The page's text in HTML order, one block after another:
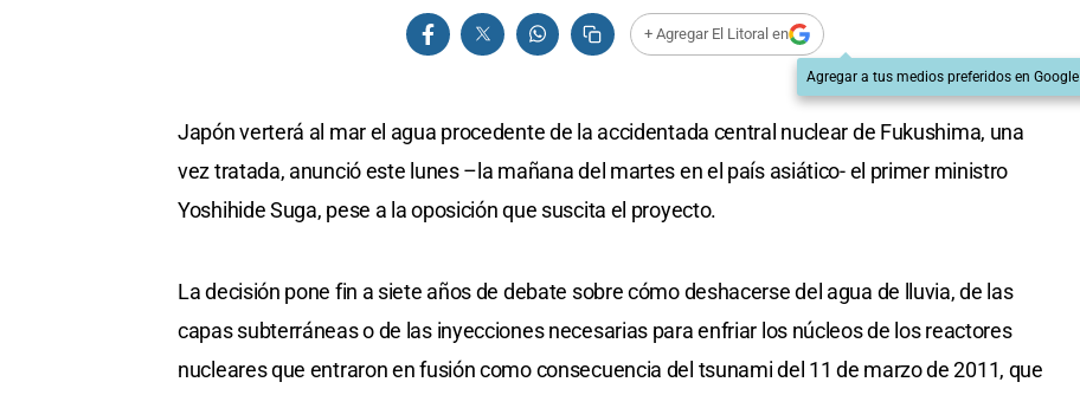
+ Agregar El Litoral en
Agregar a tus medios preferidos en Google
Japón verterá al mar el agua procedente de la accidentada central nuclear de Fukushima, una
vez tratada, anunció este lunes –la mañana del martes en el país asiático- el primer ministro
Yoshihide Suga, pese a la oposición que suscita el proyecto.
La decisión pone fin a siete años de debate sobre cómo deshacerse del agua de lluvia, de las
capas subterráneas o de las inyecciones necesarias para enfriar los núcleos de los reactores
nucleares que entraron en fusión como consecuencia del tsunami del 11 de marzo de 2011, que